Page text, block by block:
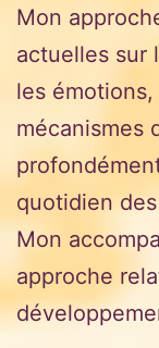
Mon
actuelles sur
les
mécanismes
quotidien
Mon
approche